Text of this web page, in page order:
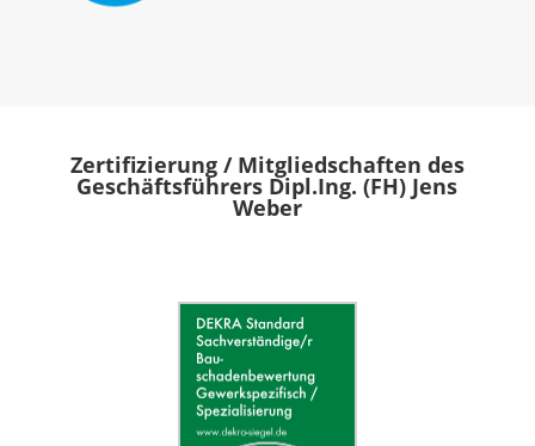
Zertifizierung / Mitgliedschaften des
Geschäftsführers Dipl.Ing. (FH) Jens
Weber